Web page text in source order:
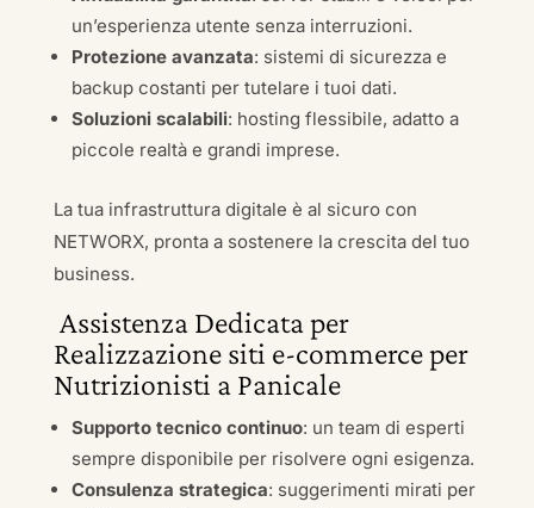
un’esperienza utente senza interruzioni.
Protezione avanzata: sistemi di sicurezza e
backup costanti per tutelare i tuoi dati.
Soluzioni scalabili: hosting flessibile, adatto a
piccole realtà e grandi imprese.
La tua infrastruttura digitale è al sicuro con
NETWORX, pronta a sostenere la crescita del tuo
business.
Assistenza Dedicata per
Realizzazione siti e-commerce per
Nutrizionisti a Panicale
Supporto tecnico continuo: un team di esperti
sempre disponibile per risolvere ogni esigenza.
Consulenza strategica: suggerimenti mirati per